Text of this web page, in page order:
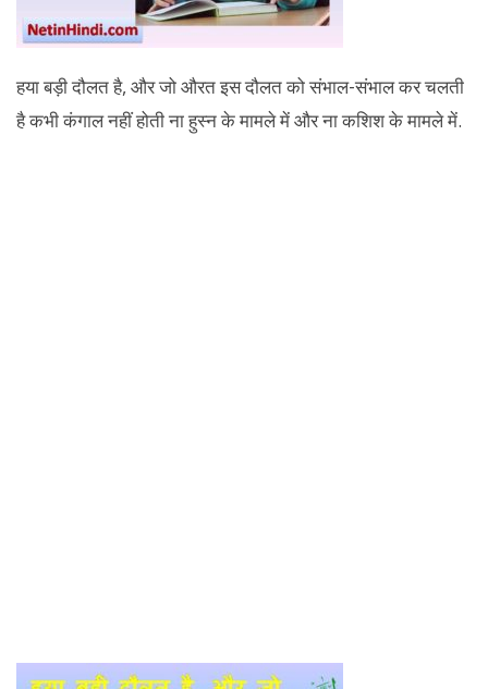
हया बड़ी दौलत है, और जो औरत इस दौलत को संभाल-संभाल कर चलती
है कभी कंगाल नहीं होती ना हुस्न के मामले में और ना कशिश के मामले में.